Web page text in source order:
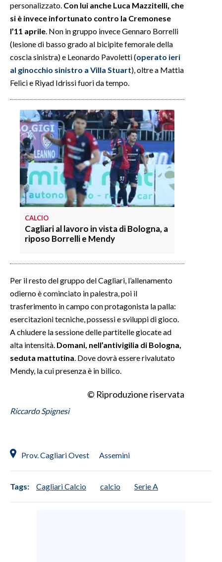
STORE
personalizzato. Con lui anche Luca Mazzitelli, che
si è invece infortunato contro la Cremonese
l’11 aprile. Non in gruppo invece Gennaro Borrelli
(lesione di basso grado al bicipite femorale della
coscia sinistra) e Leonardo Pavoletti (operato ieri
al ginocchio sinistro a Villa Stuart), oltre a Mattia
Felici e Riyad Idrissi fuori da tempo.
CALCIO
Cagliari al lavoro in vista di Bologna, a
riposo Borrelli e Mendy
Per il resto del gruppo del Cagliari, l’allenamento
odierno è cominciato in palestra, poi il
trasferimento in campo con protagonista la palla:
esercitazioni tecniche, possessi e sviluppi di gioco.
A chiudere la sessione delle partitelle giocate ad
alta intensità. Domani, nell’antivigilia di Bologna,
seduta mattutina . Dove dovrà essere rivalutato
Mendy, la cui presenza è in bilico.
© Riproduzione riservata
Riccardo Spignesi
Prov. Cagliari Ovest Assemini
Tags: Cagliari Calcio calcio Serie A